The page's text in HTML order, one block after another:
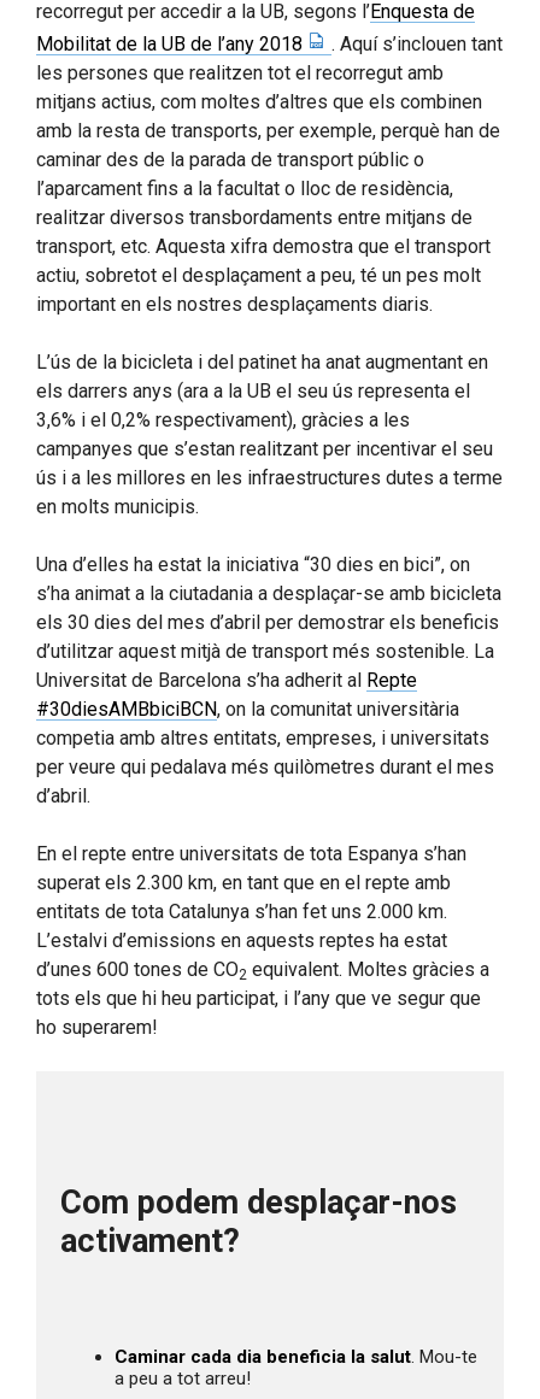
recorregut per accedir a la UB, segons l’Enquesta de
Mobilitat de la UB de l’any 2018
. Aquí s’inclouen tant
les persones que realitzen tot el recorregut amb
mitjans actius, com moltes d’altres que els combinen
amb la resta de transports, per exemple, perquè han de
caminar des de la parada de transport públic o
l’aparcament fins a la facultat o lloc de residència,
realitzar diversos transbordaments entre mitjans de
transport, etc. Aquesta xifra demostra que el transport
actiu, sobretot el desplaçament a peu, té un pes molt
important en els nostres desplaçaments diaris.
L’ús de la bicicleta i del patinet ha anat augmentant en
els darrers anys (ara a la UB el seu ús representa el
3,6% i el 0,2% respectivament), gràcies a les
campanyes que s’estan realitzant per incentivar el seu
ús i a les millores en les infraestructures dutes a terme
en molts municipis.
Una d’elles ha estat la iniciativa “30 dies en bici”, on
s’ha animat a la ciutadania a desplaçar-se amb bicicleta
els 30 dies del mes d’abril per demostrar els beneficis
d’utilitzar aquest mitjà de transport més sostenible. La
Universitat de Barcelona s’ha adherit al Repte
#30diesAMBbiciBCN, on la comunitat universitària
competia amb altres entitats, empreses, i universitats
per veure qui pedalava més quilòmetres durant el mes
d’abril.
En el repte entre universitats de tota Espanya s’han
superat els 2.300 km, en tant que en el repte amb
entitats de tota Catalunya s’han fet uns 2.000 km.
L’estalvi d’emissions en aquests reptes ha estat
d’unes 600 tones de CO2 equivalent. Moltes gràcies a
tots els que hi heu participat, i l’any que ve segur que
ho superarem!
Com podem desplaçar-nos
activament?
Caminar cada dia beneficia la salut. Mou-te
a peu a tot arreu!